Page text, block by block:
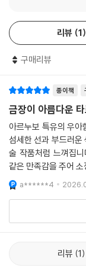
리뷰 1
구매리뷰
종이책
금장이 아름다운
아르누보 특유의 우
섬세한 선과 부드러운
술 작품처럼 느껴집
같은 만족감을 주어
좋아하는 분들께 특히
a******4
리뷰 1